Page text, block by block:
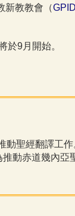
新教教會（GPID
於9月開始。
動聖經翻譯工
動赤道幾內亞